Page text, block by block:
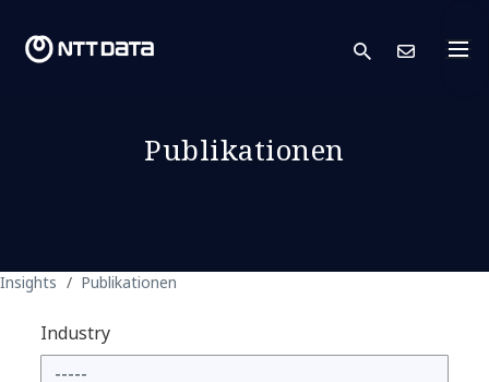
search
Publikationen
Insights Publikationen
Industry